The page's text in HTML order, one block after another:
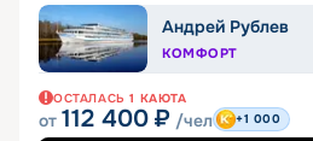
Андрей Рублев
КОМФОРТ
ОСТАЛАСЬ 1 КАЮТА
от 112 400 ₽ /чел +1 000